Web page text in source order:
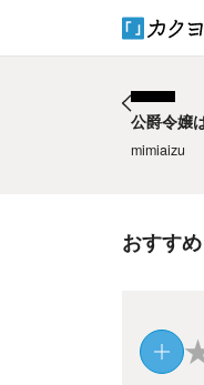
公爵令嬢
mimiaizu
おすす